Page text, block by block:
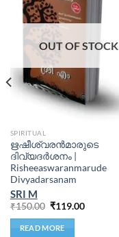
OUT OF STOCK
SPIRITUAL
ഋഷീശ്വരൻമാരുടെ
ദിവ്യദർശനം |
Risheeaswaranmarude
Divyadarsanam
SRI M
₹150.00 ₹119.00
READ MORE